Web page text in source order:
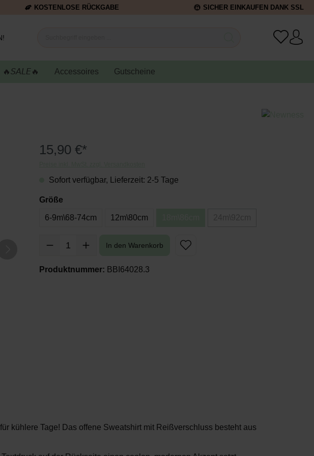
KOSTENLOSE RÜCKGABE SICHER EINKAUFEN DANK SSL
🔥𝘚𝘈𝘓𝘌🔥 Accessoires Gutscheine
15,90 €*
Sofort verfügbar, Lieferzeit: 2-5 Tage
Größe
6-9m\68-74cm 12m\80cm
In den Warenkorb
Produktnummer: BBI64028.3
kühlere Tage! Das offene Sweatshirt mit Reißverschluss besteht aus